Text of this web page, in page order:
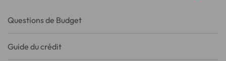
Questions de Budget
Guide du crédit